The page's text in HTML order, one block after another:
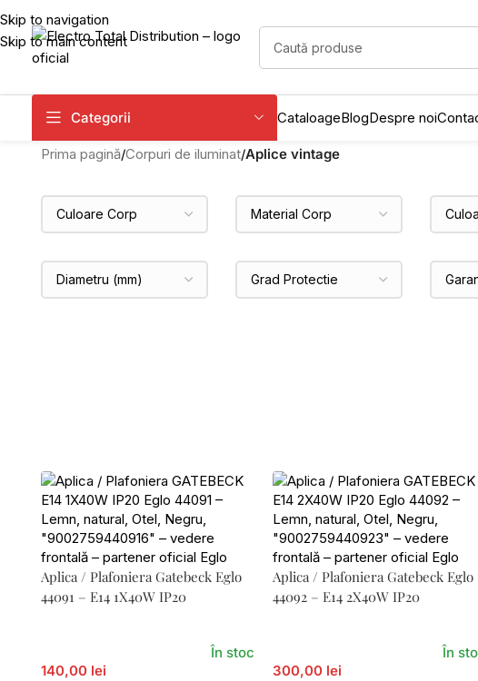
Skip to navigation
Skip to main content
Categorii CataloageBlogDespre noi
Prima pagină/Corpuri de iluminat/Aplice vintage
Aplica / Plafoniera Gatebeck Eglo
44091 – E14 1X40W IP20
140,00 lei
În stoc
Aplica / Plafoniera Gatebeck Eglo
44092 – E14 2X40W IP20
300,00 lei
În